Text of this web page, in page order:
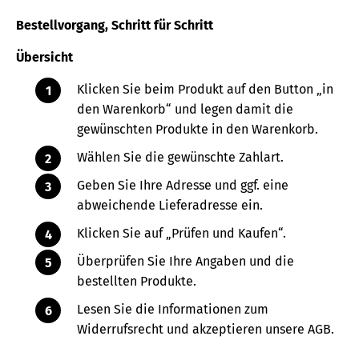
Buch
Bestellvorgang, Schritt für Schritt
Übersicht
Klicken Sie beim Produkt auf den Button „in
den Warenkorb“ und legen damit die
gewünschten Produkte in den Warenkorb.
Wählen Sie die gewünschte Zahlart.
Geben Sie Ihre Adresse und ggf. eine
abweichende Lieferadresse ein.
Klicken Sie auf „Prüfen und Kaufen“.
Überprüfen Sie Ihre Angaben und die
bestellten Produkte.
Lesen Sie die Informationen zum
Widerrufsrecht und akzeptieren unsere AGB.